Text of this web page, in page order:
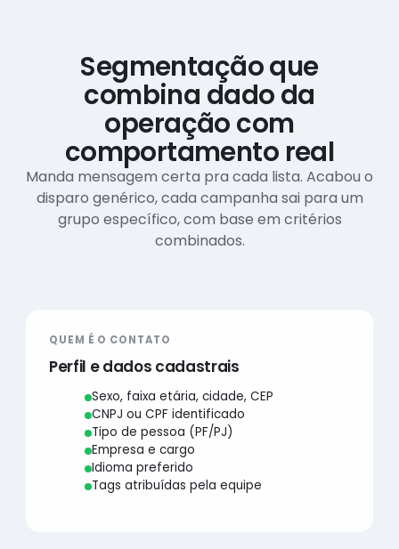
Segmentação que
combina dado da
operação com
comportamento real
Manda mensagem certa pra cada lista. Acabou o
disparo genérico, cada campanha sai para um
grupo específico, com base em critérios
combinados.
QUEM É O CONTATO
Perfil e dados cadastrais
Sexo, faixa etária, cidade, CEP
CNPJ ou CPF identificado
Tipo de pessoa (PF/PJ)
Empresa e cargo
Idioma preferido
Tags atribuídas pela equipe